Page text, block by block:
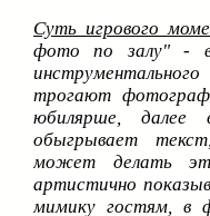
Суть игрового
фото по залу"-
трогают
юбилярше,
обыгрывает
может делать
артистично
мимику гостям, в